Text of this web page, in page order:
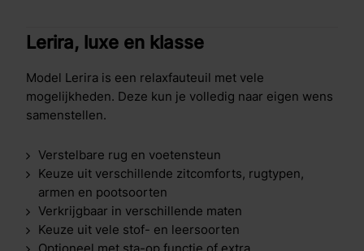
Lerira, luxe en klasse
Model Lerira is een relaxfauteuil met vele
mogelijkheden. Deze kun je volledig naar eigen wens
samenstellen.
Verstelbare rug en voetensteun
Keuze uit verschillende zitcomforts, rugtypen,
armen en pootsoorten
Verkrijgbaar in verschillende maten
Keuze uit vele stof- en leersoorten